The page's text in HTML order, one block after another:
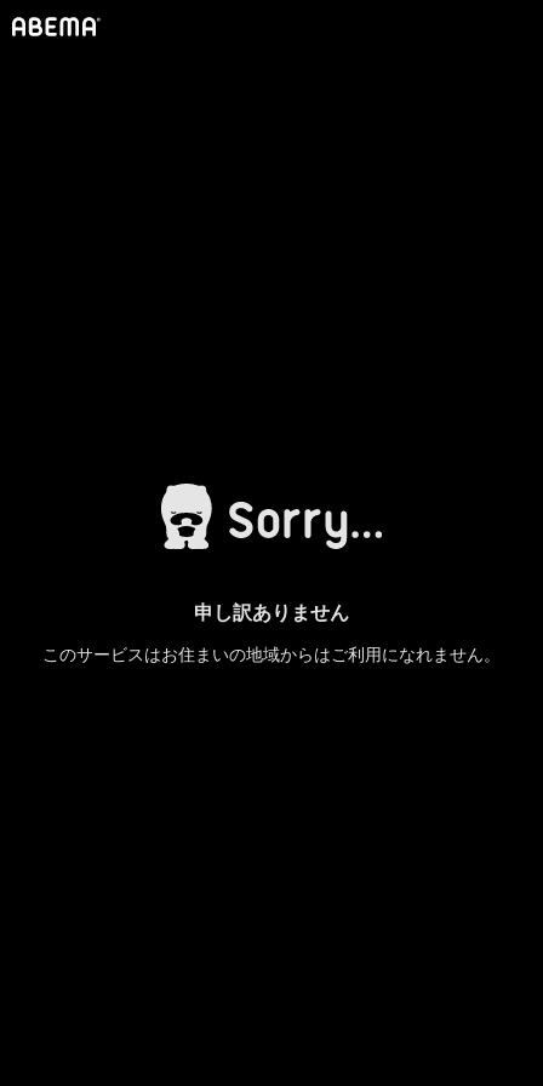
申し訳ありません
このサービスはお住まいの地域からはご利用になれません。